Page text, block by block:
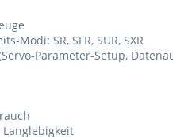
Modi: SR, SFR, SUR, SXR
Parameter-Setup,